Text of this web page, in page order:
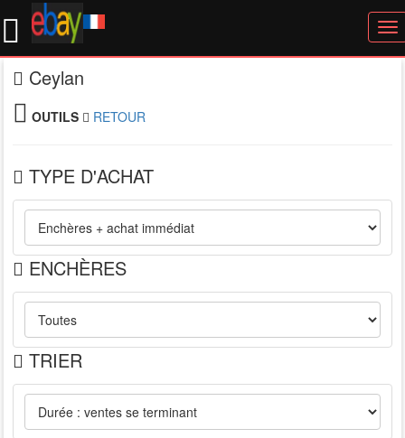
Ceylan
OUTILS RETOUR
TYPE D'ACHAT
ENCHÈRES
TRIER